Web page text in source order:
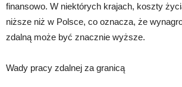
finansowo. W niektórych krajach, koszty
niższe niż w Polsce, co oznacza, że
zdalną może być znacznie wyższe.
Wady pracy zdalnej za granicą